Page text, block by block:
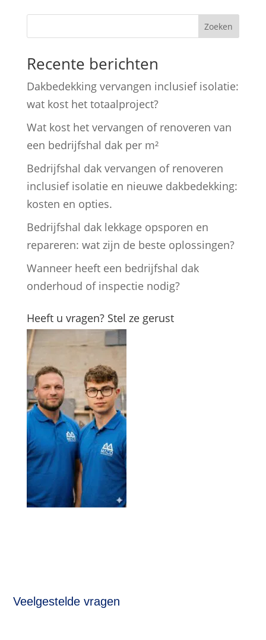
Zoeken
Recente berichten
Dakbedekking vervangen inclusief isolatie:
wat kost het totaalproject?
Wat kost het vervangen of renoveren van
een bedrijfshal dak per m²
Bedrijfshal dak vervangen of renoveren
inclusief isolatie en nieuwe dakbedekking:
kosten en opties.
Bedrijfshal dak lekkage opsporen en
repareren: wat zijn de beste oplossingen?
Wanneer heeft een bedrijfshal dak
onderhoud of inspectie nodig?
Heeft u vragen? Stel ze gerust
Veelgestelde vragen